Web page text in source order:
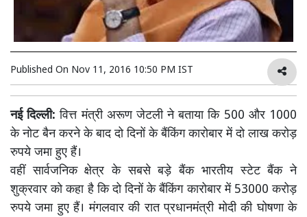
Published On Nov 11, 2016 10:50 PM IST
नई दिल्ली: वित्त मंत्री अरूण जेटली ने बताया कि 500 और 1000
के नोट बैन करने के बाद दो दिनों के बैंकिंग कारोबार में दो लाख करोड़
रुपये जमा हुए हैं।
वहीं सार्वजनिक क्षेत्र के सबसे बड़े बैंक भारतीय स्टेट बैंक ने
शुक्रवार को कहा है कि दो दिनों के बैंकिंग कारोबार में 53000 करोड़
रुपये जमा हुए हैं। मंगलवार की रात प्रधानमंत्री मोदी की घोषणा के